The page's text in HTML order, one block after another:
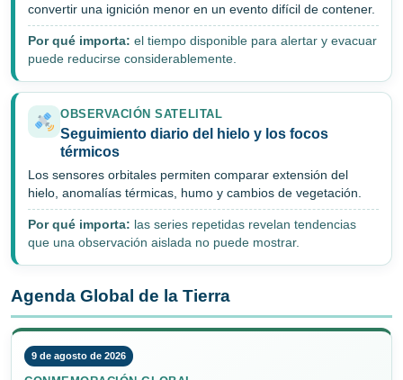
convertir una ignición menor en un evento difícil de contener.
Por qué importa: el tiempo disponible para alertar y evacuar
puede reducirse considerablemente.
OBSERVACIÓN SATELITAL
Seguimiento diario del hielo y los focos
térmicos
Los sensores orbitales permiten comparar extensión del
hielo, anomalías térmicas, humo y cambios de vegetación.
Por qué importa: las series repetidas revelan tendencias
que una observación aislada no puede mostrar.
Agenda Global de la Tierra
9 de agosto de 2026